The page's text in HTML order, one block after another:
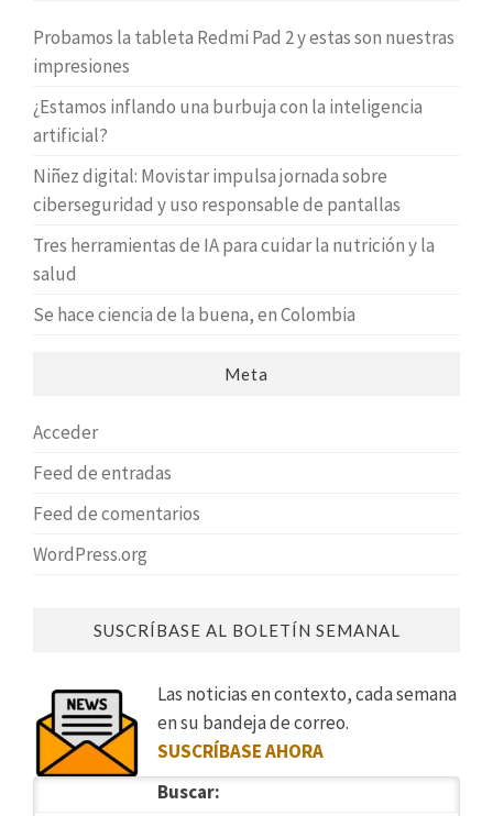
Probamos la tableta Redmi Pad 2 y estas son nuestras
impresiones
¿Estamos inflando una burbuja con la inteligencia
artificial?
Niñez digital: Movistar impulsa jornada sobre
ciberseguridad y uso responsable de pantallas
Tres herramientas de IA para cuidar la nutrición y la
salud
Se hace ciencia de la buena, en Colombia
Meta
Acceder
Feed de entradas
Feed de comentarios
WordPress.org
SUSCRÍBASE AL BOLETÍN SEMANAL
Las noticias en contexto, cada semana
en su bandeja de correo.
SUSCRÍBASE AHORA
Buscar: